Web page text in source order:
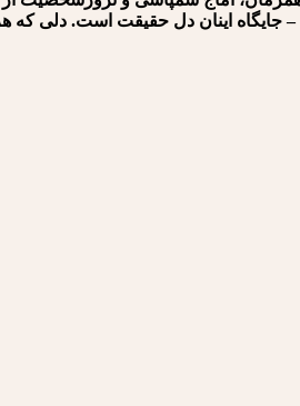
جایگاه اینان دل حقیقت است. دلی که